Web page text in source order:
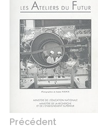
Navigation
l’article
Précédent